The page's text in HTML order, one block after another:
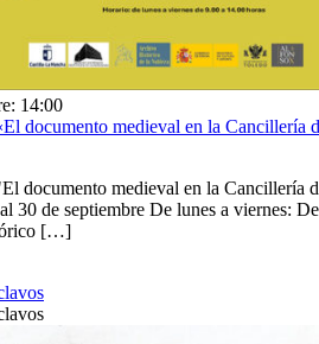
14:00
documento medieval en la Cancillería
documento medieval en la Cancillería
30 de septiembre De lunes a viernes: De
[…]